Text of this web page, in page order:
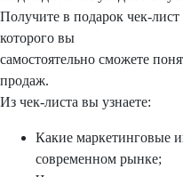
Получите в подарок чек-
которого вы
самостоятельно сможете
продаж.
Из чек-листа вы узнаете:
Какие маркетинговые
современном рынке;